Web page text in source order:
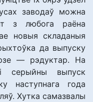
заводаў можна
з любога раёна
новыя складаныя
да выпуску
— рэдуктар. На
серыйны выпуск
наступнага года
Хутка самазвалы